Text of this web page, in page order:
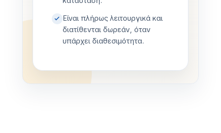
Είναι πλήρως λειτουργικά και
διατίθενται δωρεάν, όταν
υπάρχει διαθεσιμότητα.